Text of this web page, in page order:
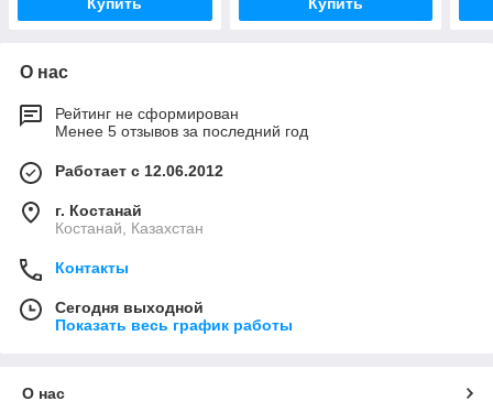
Купить Купить
О нас
Рейтинг не сформирован
Менее 5 отзывов за последний год
Работает с 12.06.2012
г. Костанай
Костанай, Казахстан
Контакты
Сегодня выходной
Показать весь график работы
О нас